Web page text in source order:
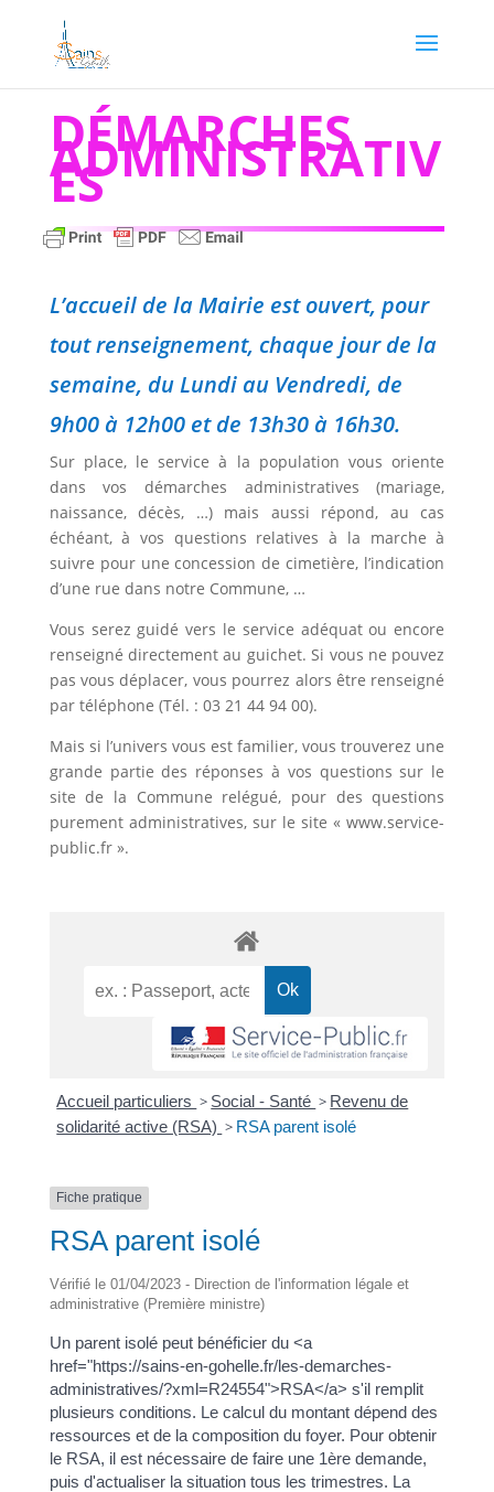
DÉMARCHES
ADMINISTRATIV
ES
L’accueil de la Mairie est ouvert, pour
tout renseignement, chaque jour de la
semaine, du Lundi au Vendredi, de
9h00 à 12h00 et de 13h30 à 16h30.
Sur place, le service à la population vous oriente
dans vos démarches administratives (mariage,
naissance, décès, …) mais aussi répond, au cas
échéant, à vos questions relatives à la marche à
suivre pour une concession de cimetière, l’indication
d’une rue dans notre Commune, …
Vous serez guidé vers le service adéquat ou encore
renseigné directement au guichet. Si vous ne pouvez
pas vous déplacer, vous pourrez alors être renseigné
par téléphone (Tél. : 03 21 44 94 00).
Mais si l’univers vous est familier, vous trouverez une
grande partie des réponses à vos questions sur le
site de la Commune relégué, pour des questions
purement administratives, sur le site « www.service-
public.fr ».
Accueil particuliers > Social - Santé > Revenu de
solidarité active (RSA) > RSA parent isolé
Fiche pratique
RSA parent isolé
Vérifié le 01/04/2023 - Direction de l'information légale et
administrative (Première ministre)
Un parent isolé peut bénéficier du <a
href="https://sains-en-gohelle.fr/les-demarches-
administratives/?xml=R24554">RSA</a> s'il remplit
plusieurs conditions. Le calcul du montant dépend des
ressources et de la composition du foyer. Pour obtenir
le RSA, il est nécessaire de faire une 1ère demande,
puis d'actualiser la situation tous les trimestres. La